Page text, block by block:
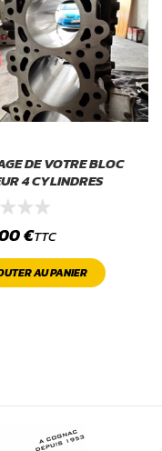
DE VOTRE BLOC
4 CYLINDRES
€TTC
AU PANIER